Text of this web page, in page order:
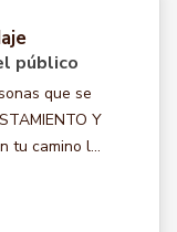
público
que se
Y
tu camino l...